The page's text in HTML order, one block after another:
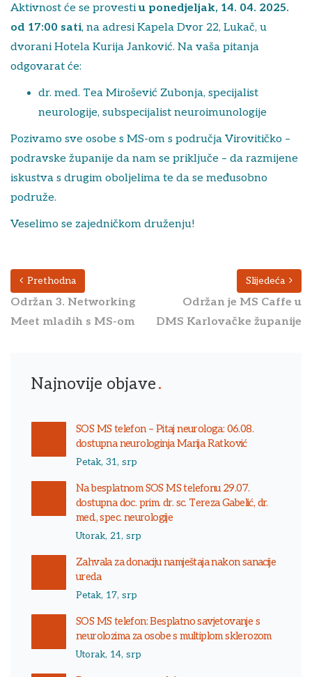
Aktivnost će se provestiu ponedjeljak, 14. 04. 2025.
od 17:00 sati, na adresi Kapela Dvor 22, Lukač, u
dvorani Hotela Kurija Janković. Na vaša pitanja
odgovarat će:
dr. med. Tea Mirošević Zubonja, specijalist
neurologije, subspecijalist neuroimunologije
Pozivamo sve osobe s MS-om s područja Virovitičko –
podravske županije da nam se priključe – da razmijene
iskustva s drugim oboljelima te da se međusobno
podruže.
Veselimo se zajedničkom druženju!
Prethodna
Održan 3. Networking
Meet mladih s MS-om
Slijedeća
Održan je MS Caffe u
DMS Karlovačke županije
Najnovije objave
SOS MS telefon – Pitaj neurologa: 06.08.
dostupna neurologinja Marija Ratković
Petak, 31, srp
Na besplatnom SOS MS telefonu 29.07.
dostupna doc. prim. dr. sc. Tereza Gabelić, dr.
med., spec. neurologije
Utorak, 21, srp
Zahvala za donaciju namještaja nakon sanacije
ureda
Petak, 17, srp
SOS MS telefon: Besplatno savjetovanje s
neurolozima za osobe s multiplom sklerozom
Utorak, 14, srp